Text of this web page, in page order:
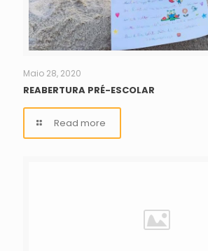
Maio 28, 2020
REABERTURA PRÉ-ESCOLAR
Read more